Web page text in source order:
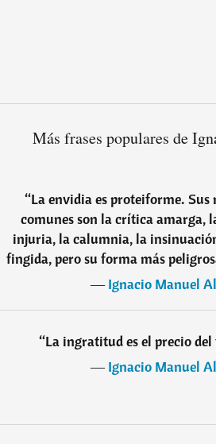
Más frases populares de
“La envidia es proteiforme. Sus
comunes son la crítica amarga,
injuria, la calumnia, la
fingida, pero su forma más
―Ignacio Manuel
“La ingratitud es el precio
―Ignacio Manuel